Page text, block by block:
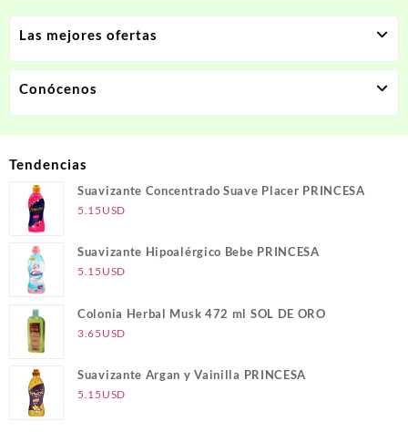
Las mejores ofertas
Conócenos
Tendencias
Suavizante Concentrado Suave Placer PRINCESA
5.15 USD
Suavizante Hipoalérgico Bebe PRINCESA
5.15 USD
Colonia Herbal Musk 472 ml SOL DE ORO
3.65 USD
Suavizante Argan y Vainilla PRINCESA
5.15 USD